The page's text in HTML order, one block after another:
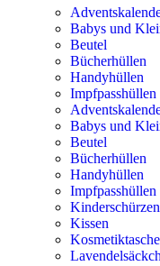
Babys und
Beutel
Bücherhüllen
Handyhüllen
Impfpasshüllen
Babys und
Beutel
Bücherhüllen
Handyhüllen
Impfpasshüllen
Kinderschürzen
Kissen